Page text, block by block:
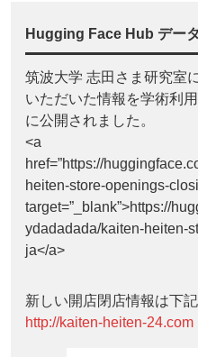
Hugging Face Hub デー
筑波大学 志田さま研究室
いただいた情報を学術利
に公開されました。
<a
href=”https://
heiten-store-openings-
target=”_blank”>https://
ydadadada/kaiten-heiten-
ja</a>
新しい開店閉店情報は下
http://kaiten-heiten-24.com